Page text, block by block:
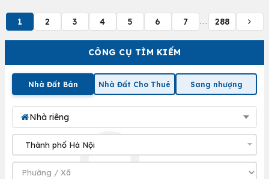
CÔNG CỤ TÌM KIẾM
Nhà Đất Bán Nhà Đất Cho Thuê Sang nhượng
Nhà riêng
1 2 3 4 5 6 7 ... 288